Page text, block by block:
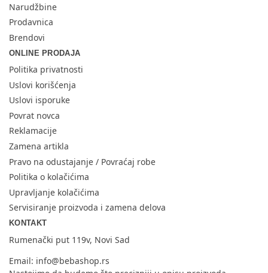
Narudžbine
Prodavnica
Brendovi
ONLINE PRODAJA
Politika privatnosti
Uslovi korišćenja
Uslovi isporuke
Povrat novca
Reklamacije
Zamena artikla
Pravo na odustajanje / Povraćaj robe
Politika o kolačićima
Upravljanje kolačićima
Servisiranje proizvoda i zamena delova
KONTAKT
Rumenački put 119v, Novi Sad
Email: info@bebashop.rs